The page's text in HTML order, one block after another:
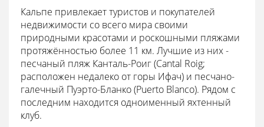
Кальпе привлекает туристов и покупателей
недвижимости со всего мира своими
природными красотами и роскошными пляжами
протяжённостью более 11 км. Лучшие из них -
песчаный пляж Канталь-Роиг (Cantal Roig;
расположен недалеко от горы Ифач) и песчано-
галечный Пуэрто-Бланко (Puerto Blanco). Рядом с
последним находится одноименный яхтенный
клуб.